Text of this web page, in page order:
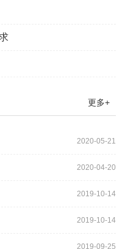
更多+
2020-05-21
2020-04-20
2019-10-14
2019-10-14
2019-09-25